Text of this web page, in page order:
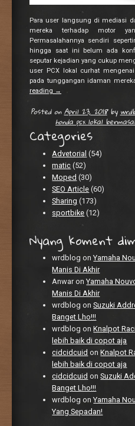
Para user langsung di mediasi
mereka terhadap motor
Permasalahannya sendiri
hingga saat ini belum ada
seputar kejadian yang cukup
user PCX lokal curhat
pada tunggangan idaman
reading →
Posted onApril 23, 2018by
honda pcx lokal
Categories
Advetorial (54)
matic (52)
Moped (30)
SEO Article (60)
Sharing (173)
sportbike (12)
Nyang koment
wrdblog onYamaha
Manis Di Akhir
Anwar onYamaha
Manis Di Akhir
wrdblog onSuzuki
Banget Lho!!!
wrdblog onKnalpot
lebih baik di copot aja
cidcidcuid onKnalpot
lebih baik di copot aja
cidcidcuid onSuzuki
Banget Lho!!!
wrdblog onYamaha
Yang Sepadan!